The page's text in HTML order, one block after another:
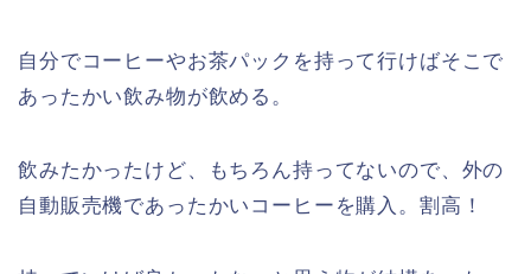
自分でコーヒーやお茶パックを持って行けばそこで
あったかい飲み物が飲める。
飲みたかったけど、もちろん持ってないので、外の
自動販売機であったかいコーヒーを購入。割高！